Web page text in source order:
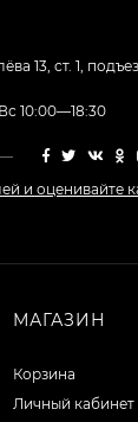
13, ст. 1,
10:00—18:30
МАГАЗИН
Корзина
Личный кабинет